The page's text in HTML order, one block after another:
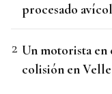
procesado
Un motorista en
colisión en Velle